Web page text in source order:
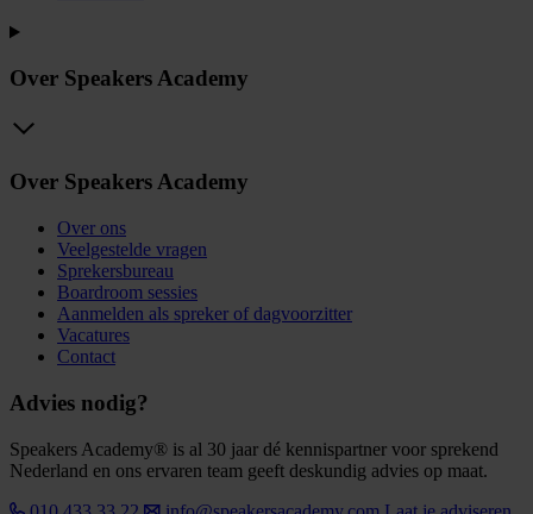
Over Speakers Academy
Over Speakers Academy
Over ons
Veelgestelde vragen
Sprekersbureau
Boardroom sessies
Aanmelden als spreker of dagvoorzitter
Vacatures
Contact
Advies nodig?
Speakers Academy® is al 30 jaar dé kennispartner voor sprekend
Nederland en ons ervaren team geeft deskundig advies op maat.